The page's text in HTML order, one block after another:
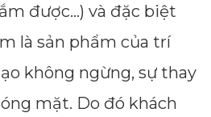
được...) và đặc biệt
là sản phẩm của trí
không ngừng, sự thay
mặt. Do đó khách